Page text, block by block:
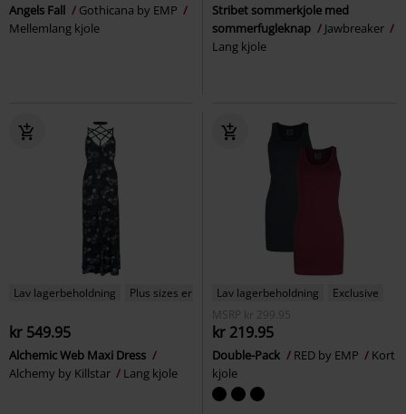
Angels Fall
Gothicana by EMP
Mellemlang kjole
Stribet sommerkjole med
sommerfugleknap
Jawbreaker
Lang kjole
Lav lagerbeholdning Plus sizes er tilgængelige
kr 549.95
Alchemic Web Maxi Dress
Alchemy by Killstar
Lang kjole
Lav lagerbeholdning
Exclusive
MSRP
kr 299.95
kr 219.95
Double-Pack RED by EMP
Kort
kjole